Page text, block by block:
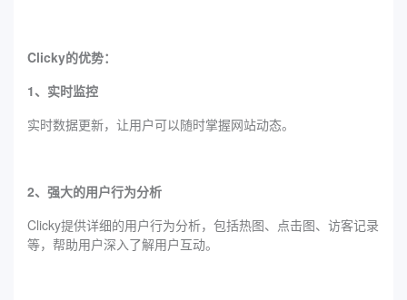
‌Clicky的优势：
1、实时监控
实时数据更新，让用户可以随时掌握网站动态。
2、强大的用户行为分析
Clicky提供详细的用户行为分析，包括热图、点击图、访客记录
等，帮助用户深入了解用户互动。